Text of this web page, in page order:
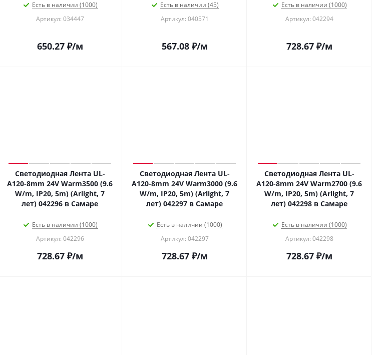
Есть в наличии (1000)
Артикул: 034447
650.27₽/м
Есть в наличии (45)
Артикул: 040571
567.08₽/м
Есть в наличии (1000)
Артикул: 042294
728.67₽/м
Светодиодная Лента UL-
A120-8mm 24V Warm3500 (9.6
W/m, IP20, 5m) (Arlight, 7
лет) 042296 в Самаре
Есть в наличии (1000)
Артикул: 042296
728.67₽/м
Светодиодная Лента UL-
A120-8mm 24V Warm3000 (9.6
W/m, IP20, 5m) (Arlight, 7
лет) 042297 в Самаре
Есть в наличии (1000)
Артикул: 042297
728.67₽/м
Светодиодная Лента UL-
A120-8mm 24V Warm2700 (9.6
W/m, IP20, 5m) (Arlight, 7
лет) 042298 в Самаре
Есть в наличии (1000)
Артикул: 042298
728.67₽/м